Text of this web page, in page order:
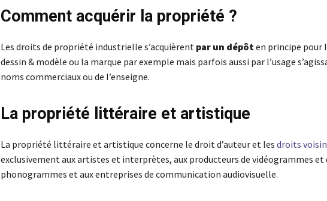
Comment acquérir la propriété ?
Les droits de propriété industrielle s’acquièrent par un dépôten principe pour
dessin & modèle ou la marque par exemple mais parfois aussi par l’usage
noms commerciaux ou de l’enseigne.
La propriété littéraire et artistique
La propriété littéraire et artistique concerne le droit d’auteur et les droits
exclusivement aux artistes et interprètes, aux producteurs de vidéogrammes et
phonogrammes et aux entreprises de communication audiovisuelle.